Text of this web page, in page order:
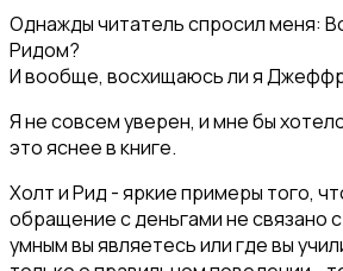
Однажды читатель спросил меня:
Ридом?
И вообще, восхищаюсь ли я
Я не совсем уверен, и мне бы
это яснее в книге.
Холт и Рид - яркие примеры того,
обращение с деньгами не связано
умным вы являетесь или где вы